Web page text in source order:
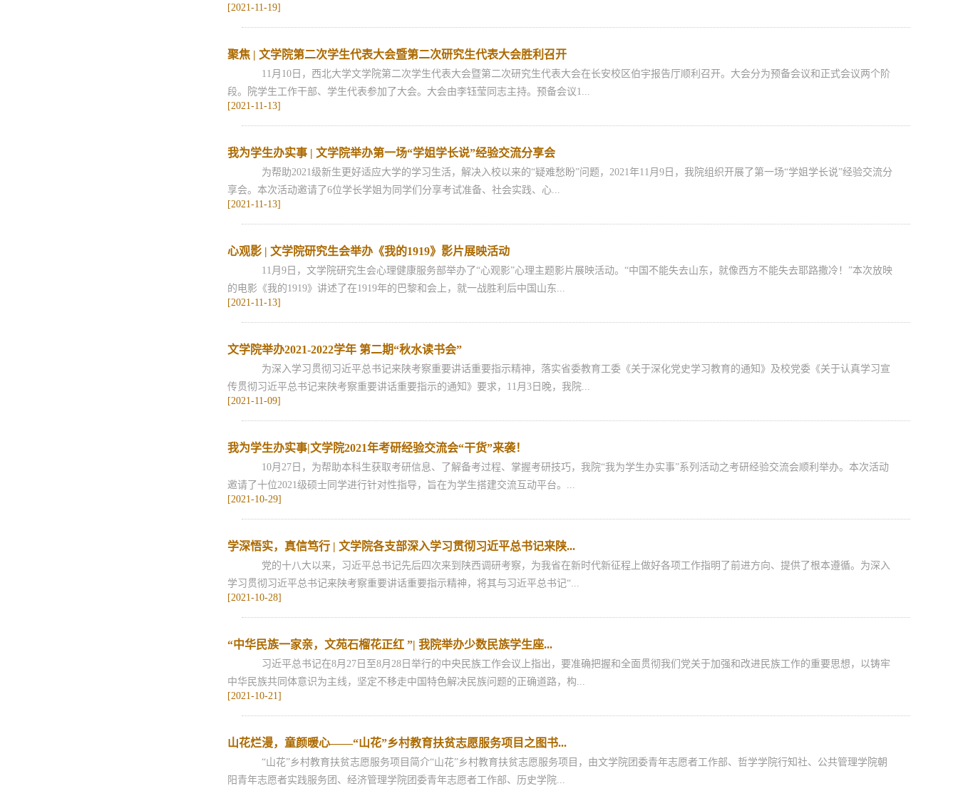
[2021-11-19]
聚焦 | 文学院第二次学生代表大会暨第二次研究生代表大会胜利召开
11月10日，西北大学文学院第二次学生代表大会暨第二次研究生代表大会在长安校区伯宇报告厅顺利召开。大会分为预备会议和正式会议两个阶
段。院学生工作干部、学生代表参加了大会。大会由李钰莹同志主持。预备会议1...
[2021-11-13]
我为学生办实事 | 文学院举办第一场“学姐学长说”经验交流分享会
为帮助2021级新生更好适应大学的学习生活，解决入校以来的“疑难愁盼”问题，2021年11月9日，我院组织开展了第一场“学姐学长说”经验交流分
享会。本次活动邀请了6位学长学姐为同学们分享考试准备、社会实践、心...
[2021-11-13]
心观影 | 文学院研究生会举办《我的1919》影片展映活动
11月9日，文学院研究生会心理健康服务部举办了“心观影”心理主题影片展映活动。“中国不能失去山东，就像西方不能失去耶路撒冷！”本次放映
的电影《我的1919》讲述了在1919年的巴黎和会上，就一战胜利后中国山东...
[2021-11-13]
文学院举办2021-2022学年 第二期“秋水读书会”
为深入学习贯彻习近平总书记来陕考察重要讲话重要指示精神，落实省委教育工委《关于深化党史学习教育的通知》及校党委《关于认真学习宣
传贯彻习近平总书记来陕考察重要讲话重要指示的通知》要求，11月3日晚，我院...
[2021-11-09]
我为学生办实事|文学院2021年考研经验交流会“干货”来袭！
10月27日，为帮助本科生获取考研信息、了解备考过程、掌握考研技巧，我院“我为学生办实事”系列活动之考研经验交流会顺利举办。本次活动
邀请了十位2021级硕士同学进行针对性指导，旨在为学生搭建交流互动平台。...
[2021-10-29]
学深悟实，真信笃行 | 文学院各支部深入学习贯彻习近平总书记来陕...
党的十八大以来，习近平总书记先后四次来到陕西调研考察，为我省在新时代新征程上做好各项工作指明了前进方向、提供了根本遵循。为深入
学习贯彻习近平总书记来陕考察重要讲话重要指示精神，将其与习近平总书记“...
[2021-10-28]
“中华民族一家亲，文苑石榴花正红 ”| 我院举办少数民族学生座...
习近平总书记在8月27日至8月28日举行的中央民族工作会议上指出，要准确把握和全面贯彻我们党关于加强和改进民族工作的重要思想，以铸牢
中华民族共同体意识为主线，坚定不移走中国特色解决民族问题的正确道路，构...
[2021-10-21]
山花烂漫，童颜暖心——“山花”乡村教育扶贫志愿服务项目之图书...
“山花”乡村教育扶贫志愿服务项目简介“山花”乡村教育扶贫志愿服务项目，由文学院团委青年志愿者工作部、哲学学院行知社、公共管理学院朝
阳青年志愿者实践服务团、经济管理学院团委青年志愿者工作部、历史学院...